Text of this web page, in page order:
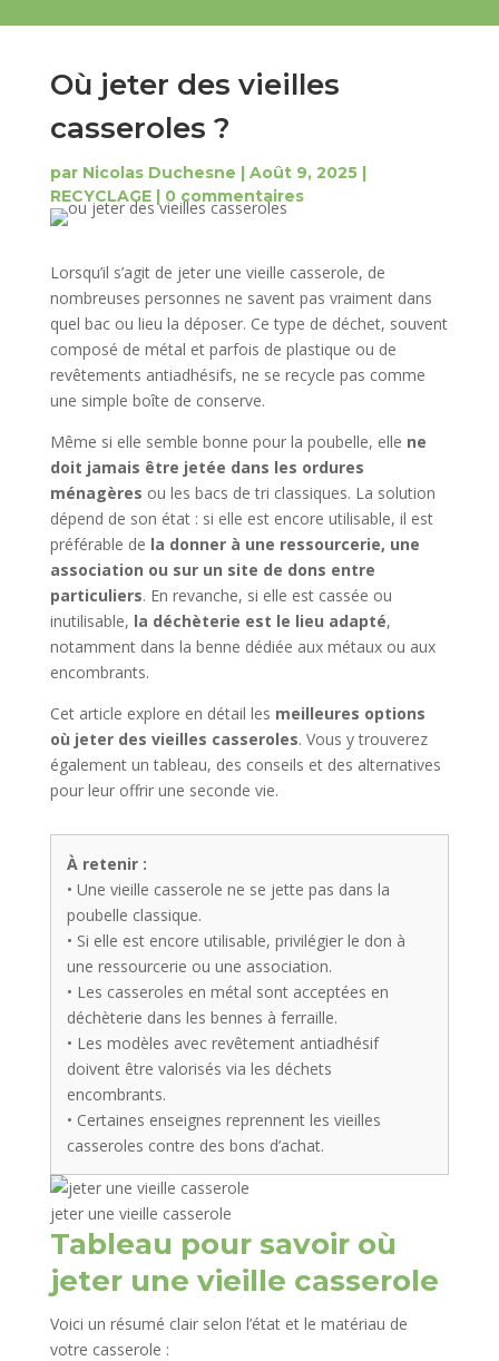
Où jeter des vieilles
casseroles ?
par Nicolas Duchesne | Août 9, 2025|
RECYCLAGE| 0 commentaires
Lorsqu’il s’agit de jeter une vieille casserole, de
nombreuses personnes ne savent pas vraiment dans
quel bac ou lieu la déposer. Ce type de déchet, souvent
composé de métal et parfois de plastique ou de
revêtements antiadhésifs, ne se recycle pas comme
une simple boîte de conserve.
Même si elle semble bonne pour la poubelle, elle ne
doit jamais être jetée dans les ordures
ménagères ou les bacs de tri classiques. La solution
dépend de son état : si elle est encore utilisable, il est
préférable de la donner à une ressourcerie, une
association ou sur un site de dons entre
particuliers. En revanche, si elle est cassée ou
inutilisable, la déchèterie est le lieu adapté,
notamment dans la benne dédiée aux métaux ou aux
encombrants.
Cet article explore en détail les meilleures options
où jeter des vieilles casseroles. Vous y trouverez
également un tableau, des conseils et des alternatives
pour leur offrir une seconde vie.
À retenir :
• Une vieille casserole ne se jette pas dans la
poubelle classique.
• Si elle est encore utilisable, privilégier le don à
une ressourcerie ou une association.
• Les casseroles en métal sont acceptées en
déchèterie dans les bennes à ferraille.
• Les modèles avec revêtement antiadhésif
doivent être valorisés via les déchets
encombrants.
• Certaines enseignes reprennent les vieilles
casseroles contre des bons d’achat.
jeter une vieille casserole
Tableau pour savoir où
jeter une vieille casserole
Voici un résumé clair selon l’état et le matériau de
votre casserole :